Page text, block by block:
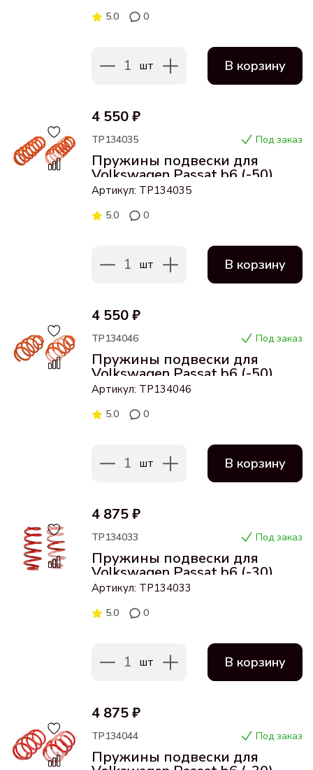
5.0 0
1 шт В корзину
4 550 ₽
Под заказ
ТР134035
Пружины подвески для
Volkswagen Passat b6 (-50)
задние
Артикул: ТР134035
5.0 0
1 шт В корзину
4 550 ₽
Под заказ
ТР134046
Пружины подвески для
Volkswagen Passat b6 (-50)
передние
Артикул: ТР134046
5.0 0
1 шт В корзину
4 875 ₽
Под заказ
ТР134033
Пружины подвески для
Volkswagen Passat b6 (-30)
задние
Артикул: ТР134033
5.0 0
1 шт В корзину
4 875 ₽
Под заказ
ТР134044
Пружины подвески для